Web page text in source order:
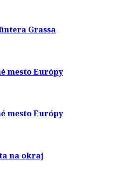
Grassa
mesto Európy
mesto Európy
na okraj